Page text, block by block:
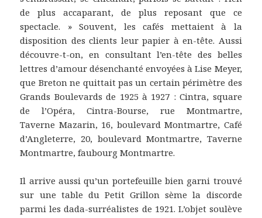
de plus accaparant, de plus reposant que ce
spectacle. » Souvent, les cafés mettaient à la
disposition des clients leur papier à en-tête. Aussi
découvre-t-on, en consultant l’en-tête des belles
lettres d’amour désenchanté envoyées à Lise Meyer,
que Breton ne quittait pas un certain périmètre des
Grands Boulevards de 1925 à 1927 : Cintra, square
de l’Opéra, Cintra-Bourse, rue Montmartre,
Taverne Mazarin, 16, boulevard Montmartre, Café
d’Angleterre, 20, boulevard Montmartre, Taverne
Montmartre, faubourg Montmartre.
Il arrive aussi qu’un portefeuille bien garni trouvé
sur une table du Petit Grillon sème la discorde
parmi les dada-surréalistes de 1921. L’objet soulève